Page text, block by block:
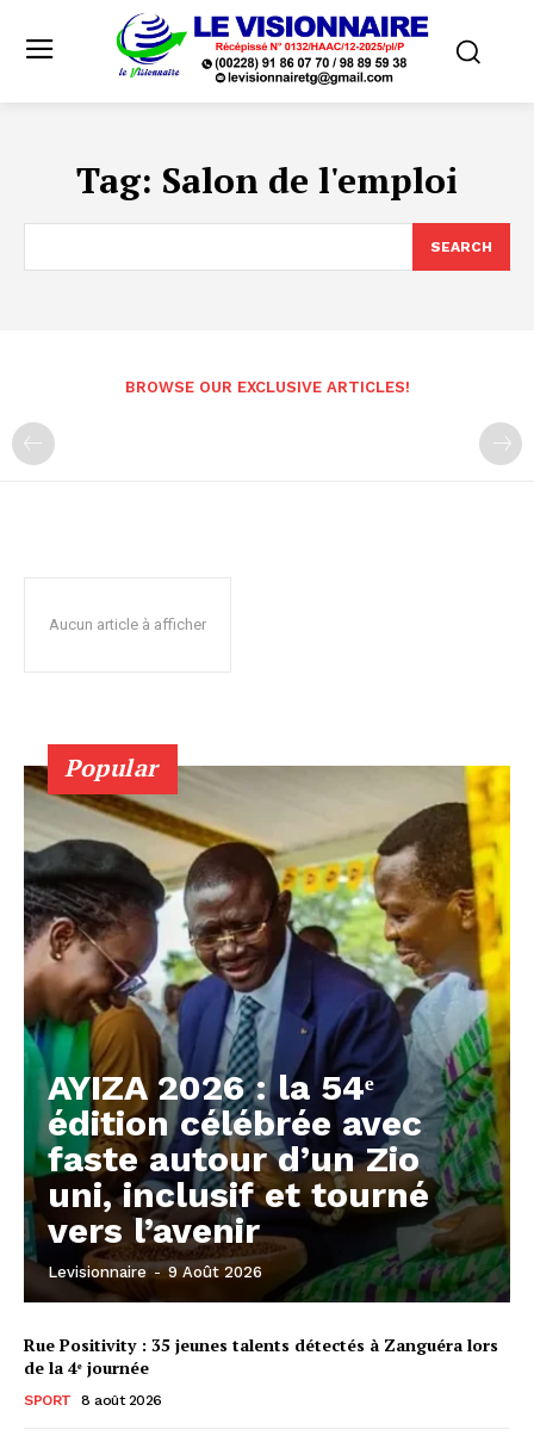
Tag: Salon de l'emploi
SEARCH
BROWSE OUR EXCLUSIVE ARTICLES!
Aucun article à afficher
Popular
AYIZA 2026 : la 54ᵉ
édition célébrée avec
faste autour d’un Zio
uni, inclusif et tourné
vers l’avenir
Levisionnaire - 9 Août 2026
Rue Positivity : 35 jeunes talents détectés à Zanguéra lors
de la 4ᵉ journée
SPORT 8 août 2026